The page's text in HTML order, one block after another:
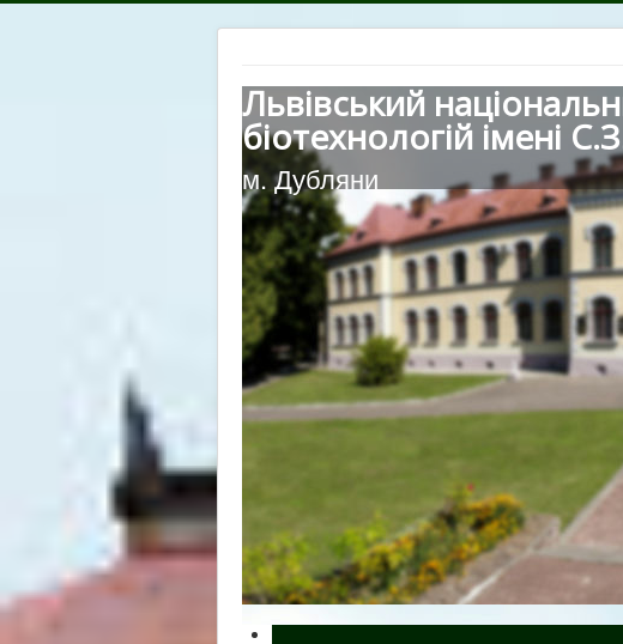
Львівський
біотехнологій імені
м. Дубляни